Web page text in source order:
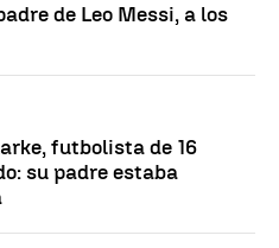
de Leo Messi, a los
futbolista de 16
su padre estaba